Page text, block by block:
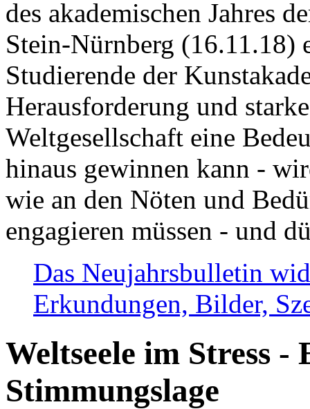
des akademischen Jahres
Stein-Nürnberg (16.11.18)
Studierende der
Herausforderung und
Weltgesellschaft eine
hinaus gewinnen kann -
wie an den Nöten und
engagieren müssen - und
Das Neujahrsbulletin
Erkundungen, Bilder,
Weltseele im Stress -
Stimmungslage